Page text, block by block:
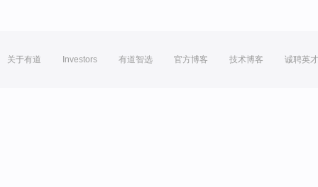
关于有道 Investors 有道智选 官方博客 技术博客 诚聘英才